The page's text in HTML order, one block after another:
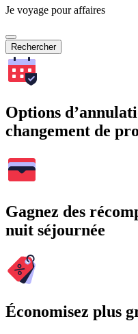
Je voyage pour affaires
Rechercher
Options
changement de
Gagnez des
nuit séjournée
Économisez plus